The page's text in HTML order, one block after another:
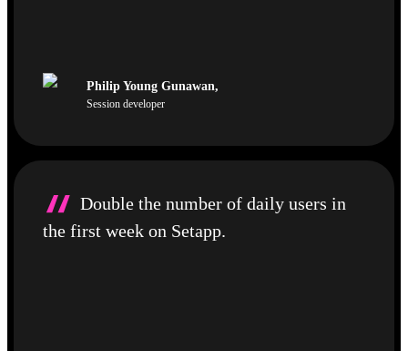
Philip Young Gunawan,
Session developer
“ Double the number of daily users in
the first week on Setapp.